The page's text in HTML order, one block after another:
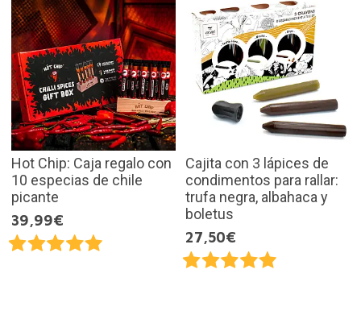
Hot Chip: Caja regalo con
10 especias de chile
picante
39,99€
Cajita con 3 lápices de
condimentos para rallar:
trufa negra, albahaca y
boletus
27,50€